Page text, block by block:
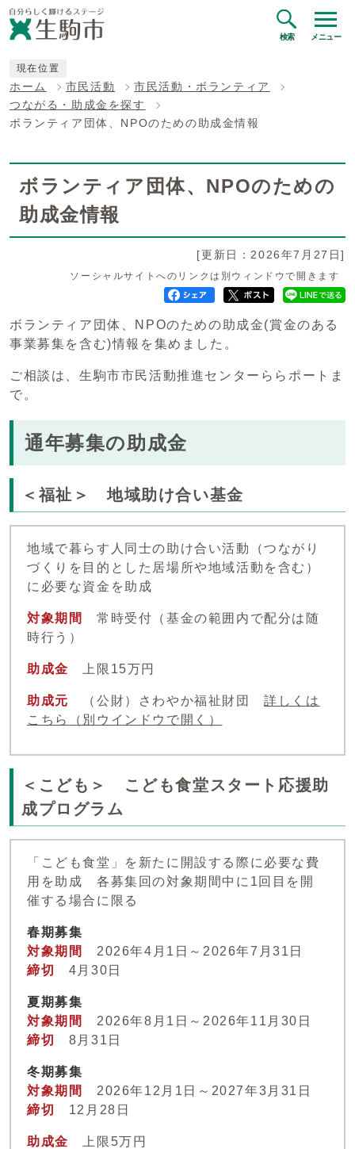
検索 メニュー
現在位置
ホーム 市民活動
市民活動・ボランティア
つながる・助成金を探す
ボランティア団体、NPOのための助成金情報
ボランティア団体、NPOのための
助成金情報
[更新日：2026年7月27日]
ソーシャルサイトへのリンクは別ウィンドウで開きます
ボランティア団体、NPOのための助成金(賞金のある
事業募集を含む)情報を集めました。
ご相談は、生駒市市民活動推進センターららポートま
で。
通年募集の助成金
＜福祉＞ 地域助け合い基金
地域で暮らす人同士の助け合い活動（つながり
づくりを目的とした居場所や地域活動を含む）
に必要な資金を助成
対象期間 常時受付（基金の範囲内で配分は随
時行う）
助成金 上限15万円
助成元 （公財）さわやか福祉財団詳しくは
こちら
（別ウインドウで開く）
＜こども＞ こども食堂スタート応援助
成プログラム
「こども食堂」を新たに開設する際に必要な費
用を助成 各募集回の対象期間中に1回目を開
催する場合に限る
春期募集
対象期間 2026年4月1日～2026年7月31日
締切
4月30日
夏期募集
対象期間 2026年8月1日～2026年11月30日
締切
8月31日
冬期募集
対象期間 2026年12月1日～2027年3月31日
締切
12月28日
助成金 上限5万円